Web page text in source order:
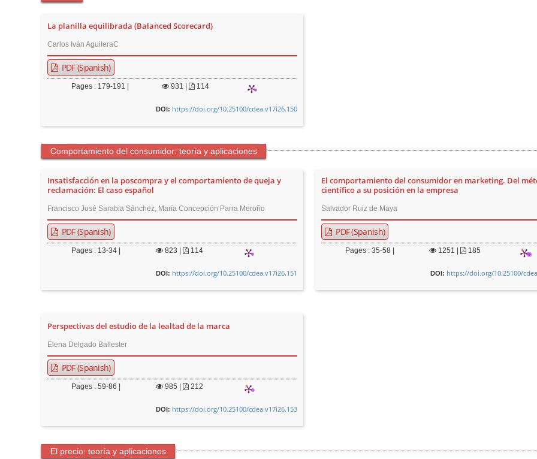
La planilla equilibrada (Balanced Scorecard)
Carlos Iván AguileraC
PDF (Spanish)
Pages : 179-191 | 931 114
DOI: https://doi.org/10.25100/cdea.v17i26.150
Comportamiento del consumidor: teoría y aplicaciones
Insatisfacción en la poscompra y el comportamiento de queja y
reclamación: El caso español
Francisco José Sarabia Sánchez, María Concepción Parra Meroño
PDF (Spanish)
Pages : 13-34 | 823 114
DOI: https://doi.org/10.25100/cdea.v17i26.151
El comportamiento del consumidor en marketing. Del
científico a su posición en la empresa
Salvador Ruiz de Maya
PDF (Spanish)
Pages : 35-58 | 1251 185
DOI: https://doi.org/10.25100/
Perspectivas del estudio de la lealtad de la marca
Elena Delgado Ballester
PDF (Spanish)
Pages : 59-86 | 985 212
DOI: https://doi.org/10.25100/cdea.v17i26.153
El precio: teoría y aplicaciones